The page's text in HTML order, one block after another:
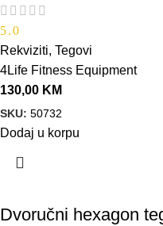
5.0
Rekviziti, Tegovi
4Life Fitness Equipment
130,00 KM
SKU: 50732
Dodaj u korpu
Dvoručni hexagon